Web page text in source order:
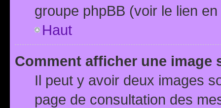
groupe phpBB (voir le lien
Haut
Comment afficher une image
Il peut y avoir deux images
page de consultation des